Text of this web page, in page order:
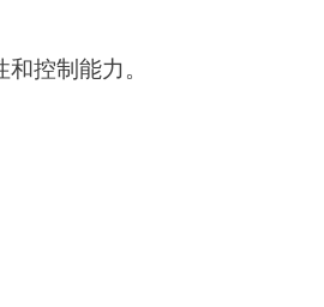
控制能力。